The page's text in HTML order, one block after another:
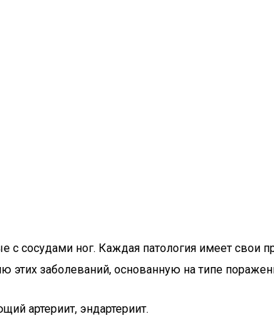
сосудами ног. Каждая патология имеет свои
этих заболеваний, основанную на типе
артериит, эндартериит.